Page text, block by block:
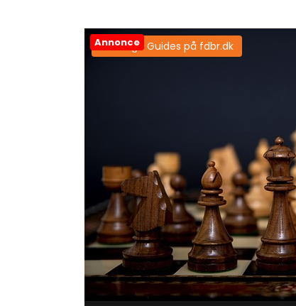
Annonce
Samtlige Guides på fdbr.dk